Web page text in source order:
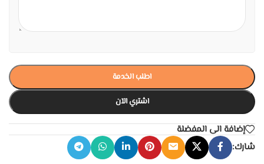
اطلب الخدمة
اشتري الآن
إضافة الى المفضلة
شارك: